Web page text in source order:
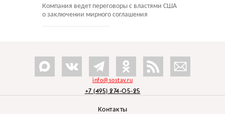
Компания ведет переговоры с властями США
о заключении мирного соглашения
info@sostav.ru
+7 (495) 274-05-25
Контакты